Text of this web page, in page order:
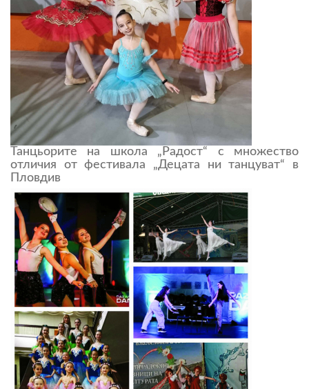
Танцьорите на школа „Радост“ с множество
отличия от фестивала „Децата ни танцуват“ в
Пловдив